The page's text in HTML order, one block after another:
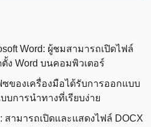
Word: ผู้ชมสามารถเปิดไฟล์
ง Word บนคอมพิวเตอร์
ซของเครื่องมือได้รับการออกแบบ
บการนำทางที่เรียบง่าย
ามารถเปิดและแสดงไฟล์ DOCX